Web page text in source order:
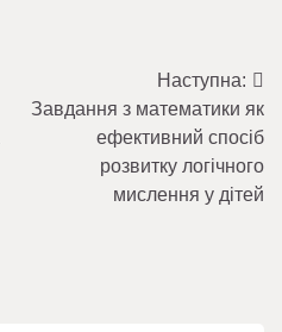
Наступна:
Завдання з математики як
ефективний спосіб
розвитку логічного
мислення у дітей